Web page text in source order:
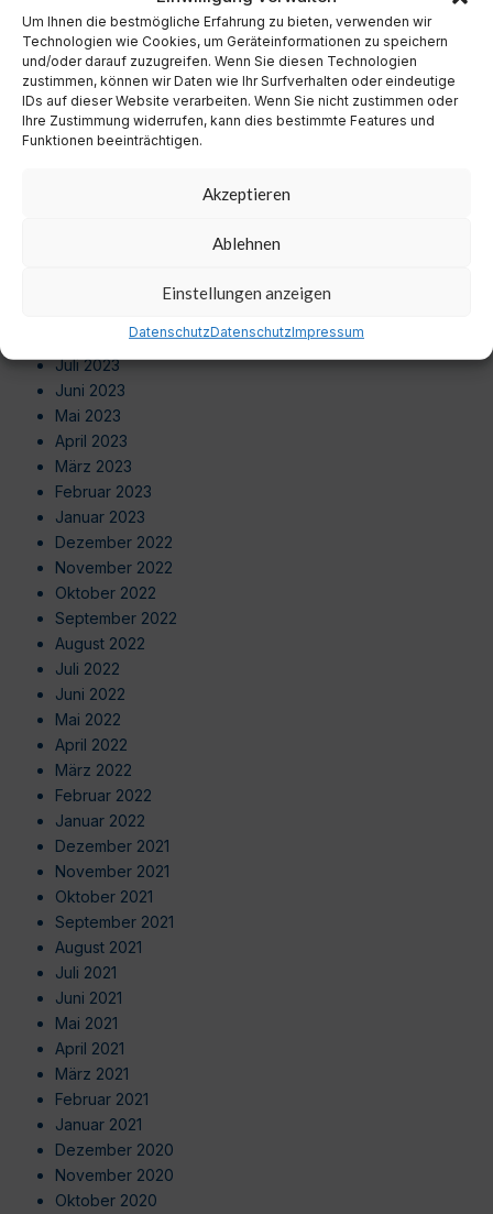
Um Ihnen die bestmögliche Erfahrung zu bieten, verwenden wir
Technologien wie Cookies, um Geräteinformationen zu speichern
und/oder darauf zuzugreifen. Wenn Sie diesen Technologien
zustimmen, können wir Daten wie Ihr Surfverhalten oder eindeutige
IDs auf dieser Website verarbeiten. Wenn Sie nicht zustimmen oder
Ihre Zustimmung widerrufen, kann dies bestimmte Features und
Funktionen beeinträchtigen.
Akzeptieren
Ablehnen
Einstellungen anzeigen
DatenschutzDatenschutzImpressum
August 2024
Juli 2024
Juni 2024
Mai 2024
April 2024
August 2023
Juli 2023
Juni 2023
Mai 2023
April 2023
März 2023
Februar 2023
Januar 2023
Dezember 2022
November 2022
Oktober 2022
September 2022
August 2022
Juli 2022
Juni 2022
Mai 2022
April 2022
März 2022
Februar 2022
Januar 2022
Dezember 2021
November 2021
Oktober 2021
September 2021
August 2021
Juli 2021
Juni 2021
Mai 2021
April 2021
März 2021
Februar 2021
Januar 2021
Dezember 2020
November 2020
Oktober 2020